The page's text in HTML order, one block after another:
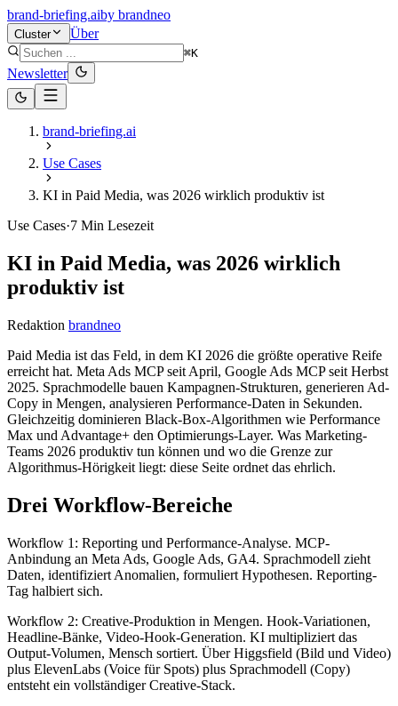
brand-briefing.aiby brandneo
Cluster Über
⌘K
Newsletter
brand-briefing.ai
Use Cases
KI in Paid Media, was 2026 wirklich produktiv ist
Use Cases·7 Min Lesezeit
KI in Paid Media, was 2026 wirklich
produktiv ist
Redaktion brandneo
Paid Media ist das Feld, in dem KI 2026 die größte operative Reife
erreicht hat. Meta Ads MCP seit April, Google Ads MCP seit Herbst
2025. Sprachmodelle bauen Kampagnen-Strukturen, generieren Ad-
Copy in Mengen, analysieren Performance-Daten in Sekunden.
Gleichzeitig dominieren Black-Box-Algorithmen wie Performance
Max und Advantage+ den Optimierungs-Layer. Was Marketing-
Teams 2026 produktiv tun können und wo die Grenze zur
Algorithmus-Hörigkeit liegt: diese Seite ordnet das ehrlich.
Drei Workflow-Bereiche
Workflow 1: Reporting und Performance-Analyse. MCP-
Anbindung an Meta Ads, Google Ads, GA4. Sprachmodell zieht
Daten, identifiziert Anomalien, formuliert Hypothesen. Reporting-
Tag halbiert sich.
Workflow 2: Creative-Produktion in Mengen. Hook-Variationen,
Headline-Bänke, Video-Hook-Generation. KI multipliziert das
Output-Volumen, Mensch sortiert. Über Higgsfield (Bild und Video)
plus ElevenLabs (Voice für Spots) plus Sprachmodell (Copy)
entsteht ein vollständiger Creative-Stack.